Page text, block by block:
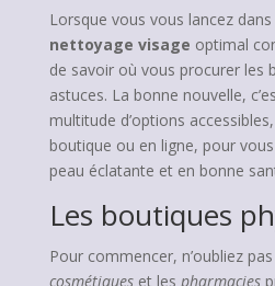
Lorsque vous vous lancez
nettoyage visage optimal
de savoir où vous procurer les
astuces. La bonne nouvelle,
multitude d’options
boutique ou en ligne, pour
peau éclatante et en bonne
Les boutiques
Pour commencer, n’oubliez
cosmétiqueset les pharmacies